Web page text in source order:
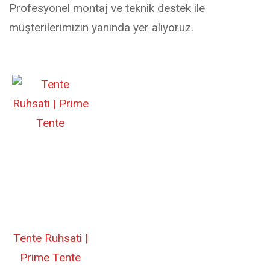
Profesyonel montaj ve teknik destek ile
müşterilerimizin yanında yer alıyoruz.
Tente Ruhsati |
Prime Tente